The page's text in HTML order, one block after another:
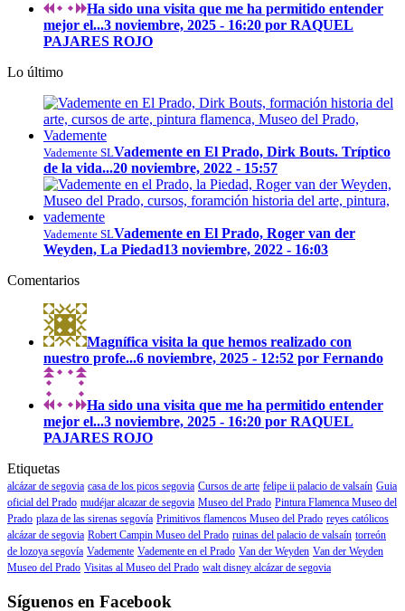
Ha sido una visita que me ha permitido entender
mejor el...3 noviembre, 2025 - 16:20 por RAQUEL
PAJARES ROJO
Lo último
Vademente SLVademente en El Prado, Dirk Bouts. Tríptico
de la vida...20 noviembre, 2022 - 15:57
Vademente SLVademente en El Prado, Roger van der
Weyden, La Piedad13 noviembre, 2022 - 16:03
Comentarios
Magnífica visita la que hemos realizado con
nuestro profe...6 noviembre, 2025 - 12:52 por Fernando
Ha sido una visita que me ha permitido entender
mejor el...3 noviembre, 2025 - 16:20 por RAQUEL
PAJARES ROJO
Etiquetas
alcázar de segovia casa de los picos segovia Cursos de arte felipe ii palacio de valsaín Guia
oficial del Prado mudéjar alcazar de segovia Museo del Prado Pintura Flamenca Museo del
Prado plaza de las sirenas segovía Primitivos flamencos Museo del Prado reyes católicos
alcázar de segovia Robert Campin Museo del Prado ruinas del palacio de valsaín torreón
de lozoya segovía Vademente Vademente en el Prado Van der Weyden Van der Weyden
Museo del Prado Visitas al Museo del Prado walt disney alcázar de segovia
Síguenos en Facebook